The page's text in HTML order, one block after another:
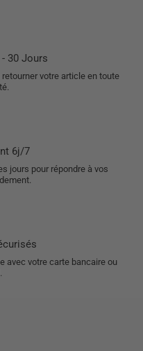
30 Jours
votre article en toute
6j/7
jours pour répondre à vos
avec votre carte bancaire ou